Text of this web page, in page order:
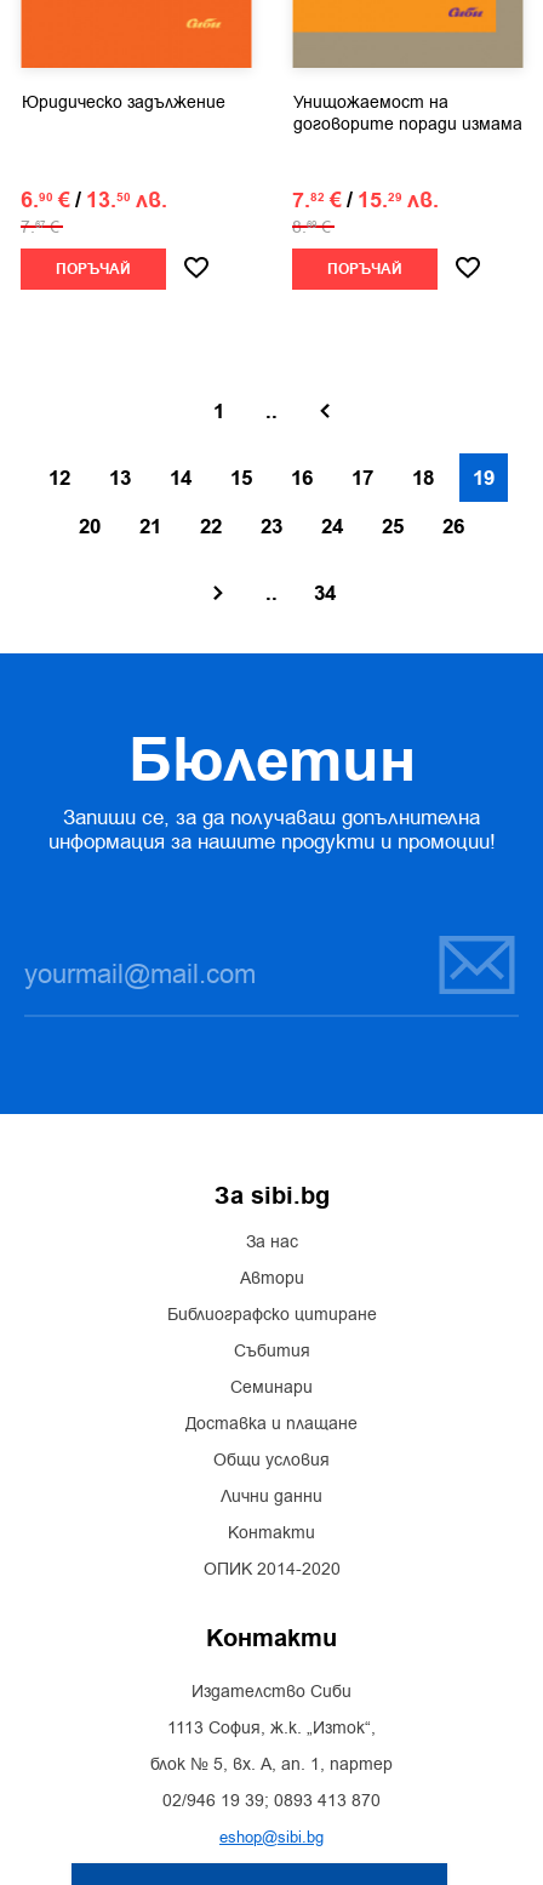
Юридическо задължение
6.90 €/ 13.50 лв.
7.67 €
ПОРЪЧАЙ
Унищожаемост на
договорите поради измама
7.82 €/ 15.29 лв.
8.69 €
ПОРЪЧАЙ
1 ..
12 13 14 15 16 17 18
19
20
21 22 23 24 25 26
.. 34
Бюлетин
Запиши се, за да получаваш допълнителна
информация за нашите продукти и промоции!
За sibi.bg
За нас
Автори
Библиографско цитиране
Събития
Семинари
Доставка и плащане
Общи условия
Лични данни
Контакти
ОПИК 2014-2020
Контакти
Издателство Сиби
1113 София, ж.к. „Изток“,
блок № 5, вх. А, ап. 1, партер
02/946 19 39; 0893 413 870
eshop@sibi.bg